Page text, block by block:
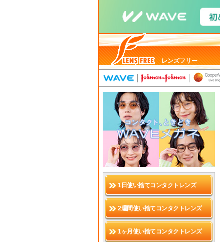
レンズフリー
1日使い捨てコンタクトレンズ
2週間使い捨てコンタクトレンズ
1ヶ月使い捨てコンタクトレンズ